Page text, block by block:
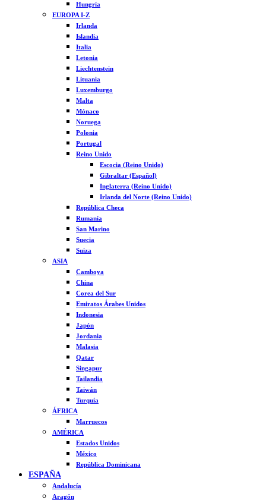
Hungría
EUROPA I-Z
Irlanda
Islandia
Italia
Letonia
Liechtenstein
Lituania
Luxemburgo
Malta
Mónaco
Noruega
Polonia
Portugal
Reino Unido
Escocia (Reino Unido)
Gibraltar (Español)
Inglaterra (Reino Unido)
Irlanda del Norte (Reino Unido)
República Checa
Rumanía
San Marino
Suecia
Suiza
ASIA
Camboya
China
Corea del Sur
Emiratos Árabes Unidos
Indonesia
Japón
Jordania
Malasia
Qatar
Singapur
Tailandia
Taiwán
Turquía
ÁFRICA
Marruecos
AMÉRICA
Estados Unidos
México
República Dominicana
ESPAÑA
Andalucía
Aragón